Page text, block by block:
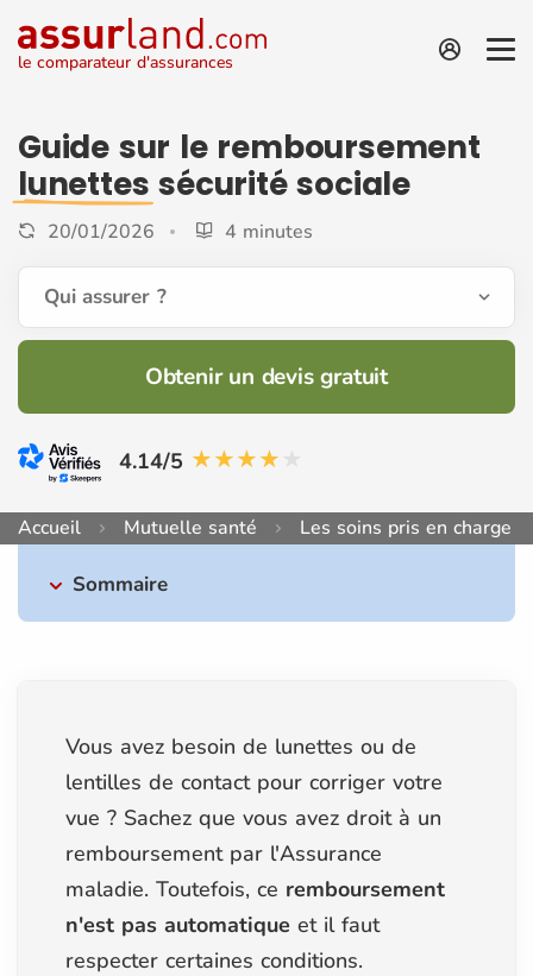
le comparateur d'assurances
Guide sur le remboursement
lunettes sécurité sociale
20/01/2026 4 minutes
Qui assurer ?
Obtenir un devis gratuit
4.14/5
Accueil Mutuelle santé Les soins pris en charge
Sommaire
Vous avez besoin de lunettes ou de
lentilles de contact pour corriger votre
vue ? Sachez que vous avez droit à un
remboursement par l'Assurance
maladie. Toutefois, ce remboursement
n'est pas automatique et il faut
respecter certaines conditions.